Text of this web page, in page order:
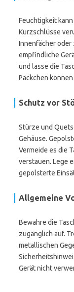
Feuchtigkeit
Kurzschlüsse
Innenfächer
empfindliche
und lasse die
Päckchen
Schutz vor
Stürze und
Gehäuse.
Vermeide es die
verstauen. Lege
gepolsterte
Allgemeine
Bewahre die
zugänglich auf.
metallischen
Gerät nicht